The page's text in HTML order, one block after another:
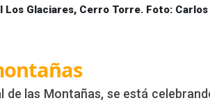
Los Glaciares, Cerro Torre. Foto:
de las Montañas, se está